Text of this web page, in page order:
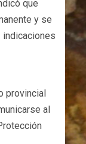
que
y se
indicaciones
provincial
al